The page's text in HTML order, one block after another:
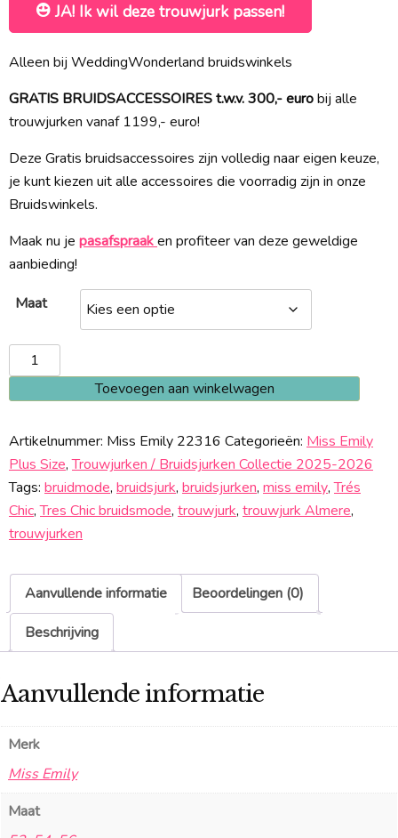
JA! Ik wil deze trouwjurk passen!
Alleen bij WeddingWonderland bruidswinkels
GRATIS BRUIDSACCESSOIRES t.w.v. 300,- eurobij alle
trouwjurken vanaf 1199,- euro!
Deze Gratis bruidsaccessoires zijn volledig naar eigen keuze,
je kunt kiezen uit alle accessoires die voorradig zijn in onze
Bruidswinkels.
Maak nu je pasafspraaken profiteer van deze geweldige
aanbieding!
Maat
Miss
Emily
22316
Toevoegen aan winkelwagen
Artikelnummer: Miss Emily 22316 Categorieën: Miss Emily
Plus Size,Trouwjurken / Bruidsjurken Collectie 2025-2026
Tags: bruidmode, bruidsjurk, bruidsjurken, miss emily,Trés
Chic,Tres Chic bruidsmode, trouwjurk, trouwjurk Almere,
trouwjurken
Aanvullende informatie
Beoordelingen (0)
Beschrijving
Aanvullende informatie
Merk
Miss Emily
Maat